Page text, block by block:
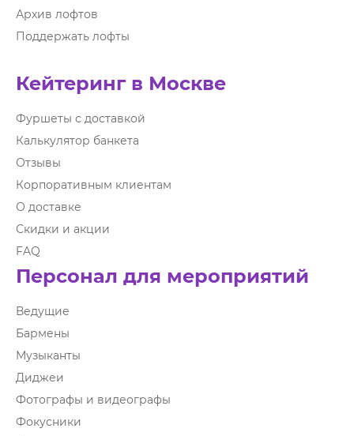
Архив лофтов
Поддержать лофты
Кейтеринг в Москве
Фуршеты с доставкой
Калькулятор банкета
Отзывы
Корпоративным клиентам
О доставке
Скидки и акции
FAQ
Персонал для мероприятий
Ведущие
Бармены
Музыканты
Диджеи
Фотографы и видеографы
Фокусники